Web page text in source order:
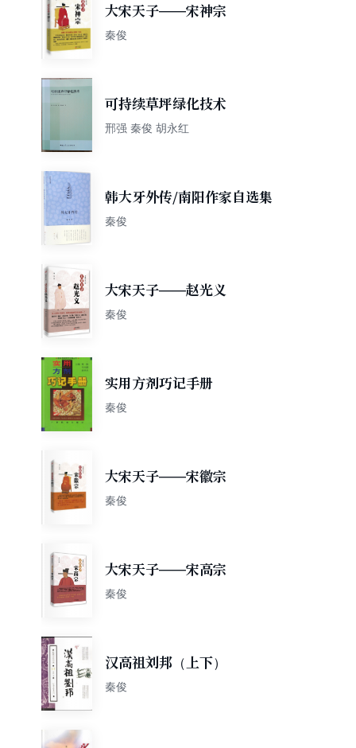
大宋天子——宋神宗
秦俊
可持续草坪绿化技术
邢强 秦俊 胡永红
韩大牙外传/南阳作家自选集
秦俊
大宋天子——赵光义
秦俊
实用方剂巧记手册
秦俊
大宋天子——宋徽宗
秦俊
大宋天子——宋高宗
秦俊
汉高祖刘邦（上下）
秦俊